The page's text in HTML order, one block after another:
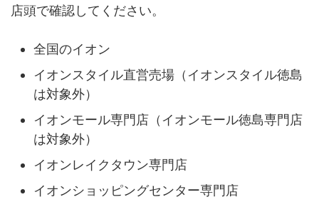
店頭で確認してください。
全国のイオン
イオンスタイル直営売場（イオンスタイル徳島
は対象外）
イオンモール専門店（イオンモール徳島専門店
は対象外）
イオンレイクタウン専門店
イオンショッピングセンター専門店